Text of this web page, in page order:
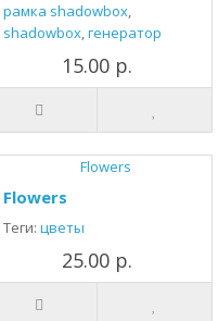
рамка shadowbox,
shadowbox,генератор
15.00 р.
Flowers
Теги: цветы
25.00 р.